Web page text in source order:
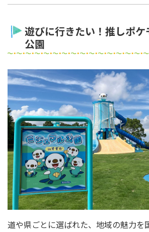
遊びに行きたい！推しポ
公園
道や県ごとに選ばれた、地域の魅力を